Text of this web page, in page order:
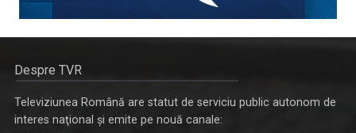
Despre TVR
Televiziunea Română are statut de serviciu public autonom de
interes naţional şi emite pe nouă canale: